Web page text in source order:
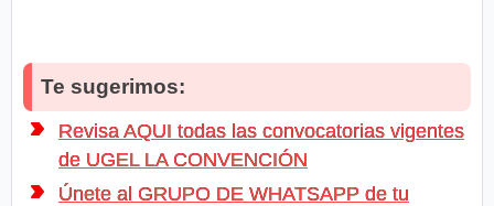
Te sugerimos:
Revisa AQUI todas las convocatorias vigentes
de UGEL LA CONVENCIÓN
Únete al GRUPO DE WHATSAPP de tu